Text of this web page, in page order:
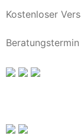
Kostenloser
Beratungstermin